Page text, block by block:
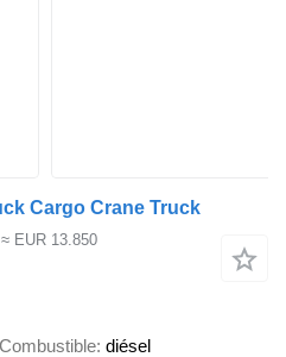
Cargo Crane Truck
≈ EUR 13.850
Combustible diésel